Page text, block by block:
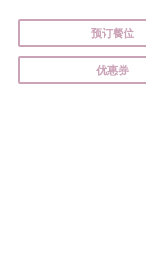
预订餐位
优惠券